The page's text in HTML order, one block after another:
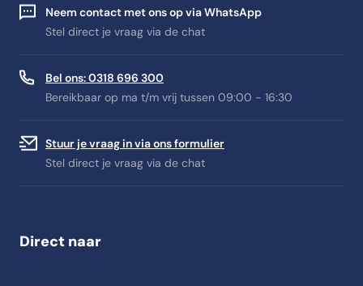
Neem contact met ons op via WhatsApp
Stel direct je vraag via de chat
Bel ons: 0318 696 300
Bereikbaar op ma t/m vrij tussen 09:00 - 16:30
Stuur je vraag in via ons formulier
Stel direct je vraag via de chat
Direct naar